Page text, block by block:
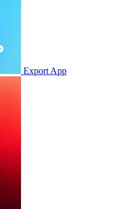
Export App